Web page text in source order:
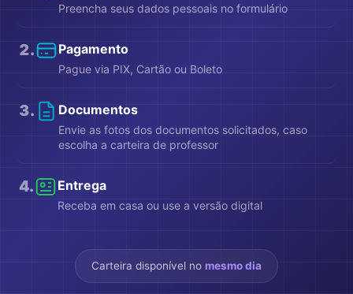
Preencha seus dados pessoais no formulário
2. Pagamento
Pague via PIX, Cartão ou Boleto
3. Documentos
Envie as fotos dos documentos solicitados, caso
escolha a carteira de professor
4. Entrega
Receba em casa ou use a versão digital
Carteira disponível no mesmo dia